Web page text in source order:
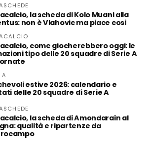
la scheda di Kolo Muani alla
non è Vlahovic ma piace così
come giocherebbero oggi: le
tipo delle 20 squadre di Serie A
A
estive 2026: calendario e
delle 20 squadre di Serie A
la scheda di Amondarain al
qualità e ripartenze da